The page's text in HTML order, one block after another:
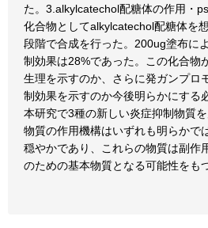
た。3.alkylcatechol配糖体の作用・
化合物としてalkylcatechol配糖体を
段階で合成を行った。200ug塗布に
制効果は28%であった。この化合物
生理を示すのか、さらに発ガンプロ
制効果を示すのか今後明らかにする
本研究で3種の新しい炎症抑制物質
物質の作用機構はいずれも明らかで
穏やかであり、これらの物質は副作
のための基本物質となる可能性をも